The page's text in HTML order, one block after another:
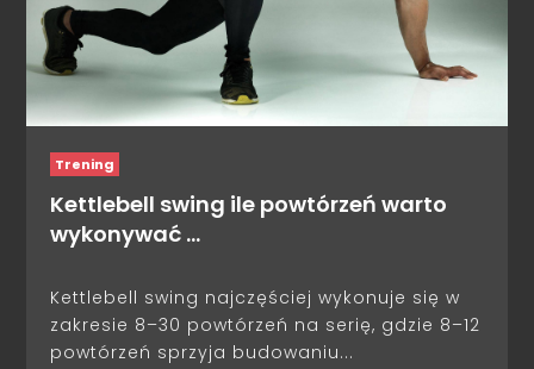
Trening
Kettlebell swing ile powtórzeń warto
wykonywać …
Kettlebell swing najczęściej wykonuje się w
zakresie 8–30 powtórzeń na serię, gdzie 8–12
powtórzeń sprzyja budowaniu...